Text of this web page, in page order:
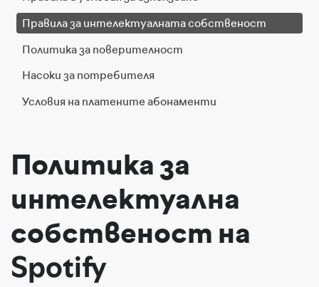
Правила за интелектуалната собственост
Политика за поверителност
Насоки за потребителя
Условия на платените абонаменти
Политика за
интелектуална
собственост на
Spotify